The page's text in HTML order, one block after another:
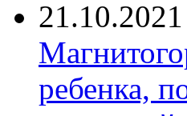
21.10.2021
ребенка,